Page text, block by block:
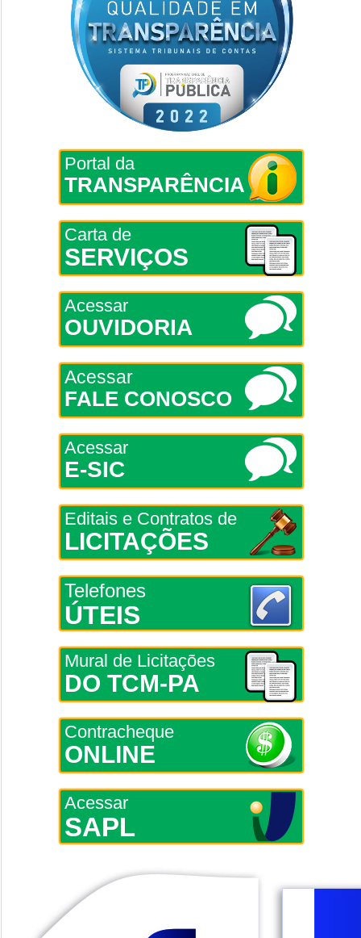
Portal da
TRANSPARÊNCIA
Carta de
SERVIÇOS
Acessar
OUVIDORIA
Acessar
FALE CONOSCO
Acessar
E-SIC
Editais e Contratos de
LICITAÇÕES
Telefones
ÚTEIS
Mural de Licitações
DO TCM-PA
Contracheque
ONLINE
Acessar
SAPL